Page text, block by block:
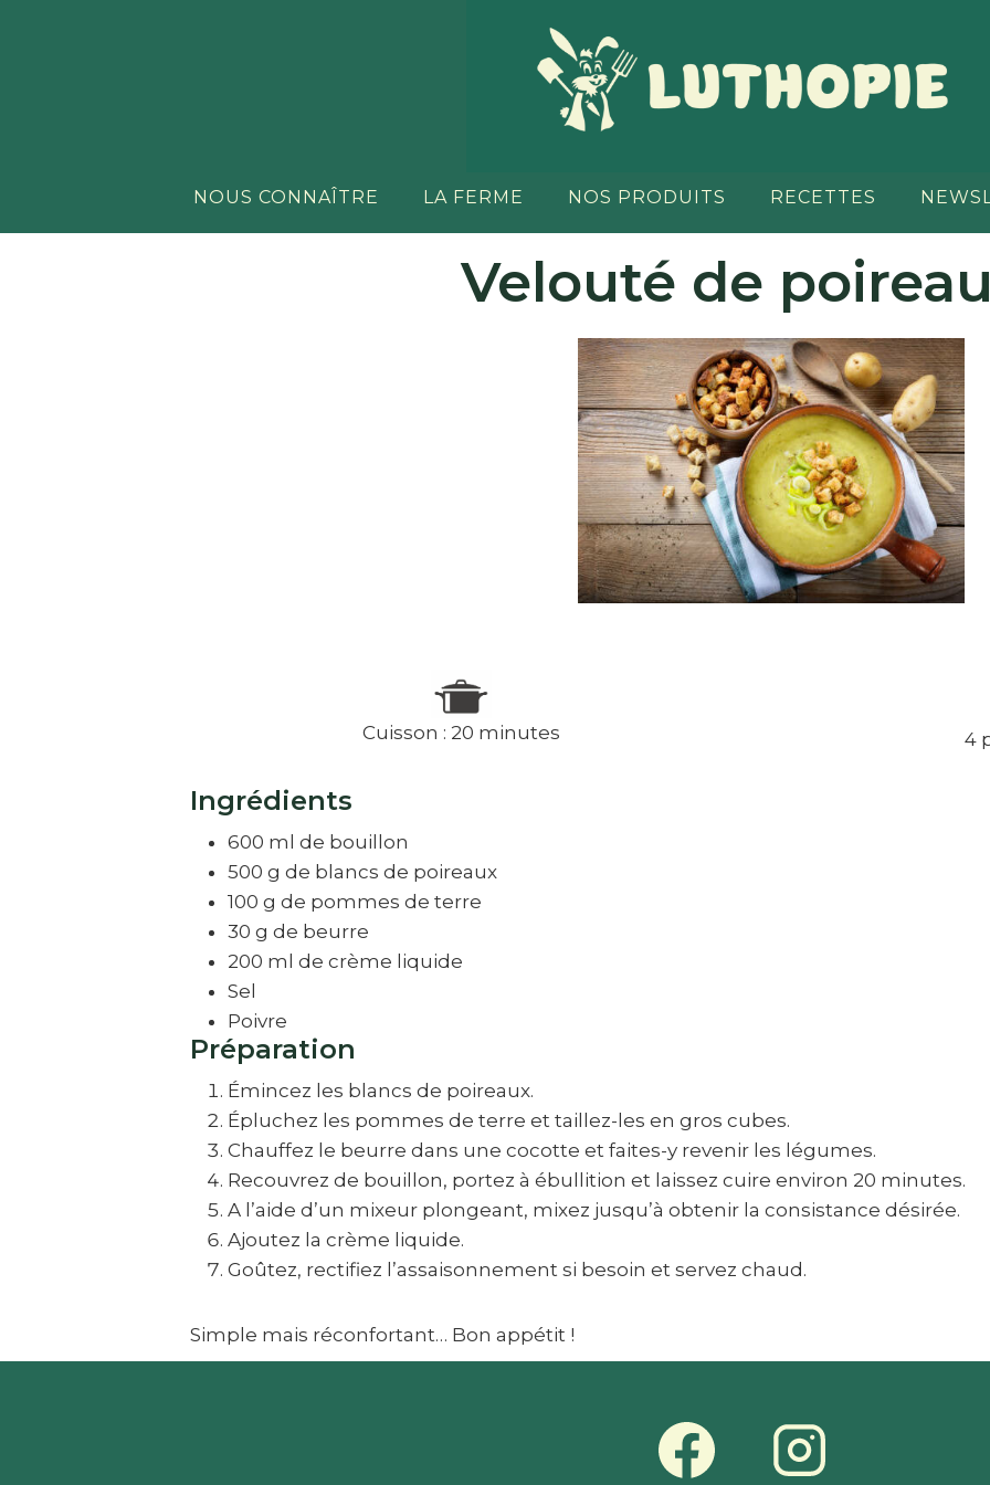
NOUS CONNAÎTRE LA FERME NOS PRODUITS RECETTES
Velouté de
Cuisson : 20 minutes 4
Ingrédients
600 ml de bouillon
500 g de blancs de poireaux
100 g de pommes de terre
30 g de beurre
200 ml de crème liquide
Sel
Poivre
Préparation
Émincez les blancs de poireaux.
Épluchez les pommes de terre et taillez-les en gros cubes.
Chauffez le beurre dans une cocotte et faites-y revenir les légumes.
Recouvrez de bouillon, portez à ébullition et laissez cuire environ 20 minutes.
A l’aide d’un mixeur plongeant, mixez jusqu’à obtenir la consistance désirée.
Ajoutez la crème liquide.
Goûtez, rectifiez l’assaisonnement si besoin et servez chaud.
Simple mais réconfortant… Bon appétit !